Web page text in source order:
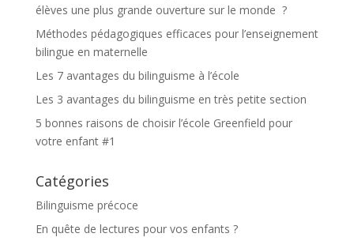
élèves une plus grande ouverture sur le monde ?
Méthodes pédagogiques efficaces pour l’enseignement
bilingue en maternelle
Les 7 avantages du bilinguisme à l’école
Les 3 avantages du bilinguisme en très petite section
5 bonnes raisons de choisir l’école Greenfield pour
votre enfant #1
Catégories
Bilinguisme précoce
En quête de lectures pour vos enfants ?